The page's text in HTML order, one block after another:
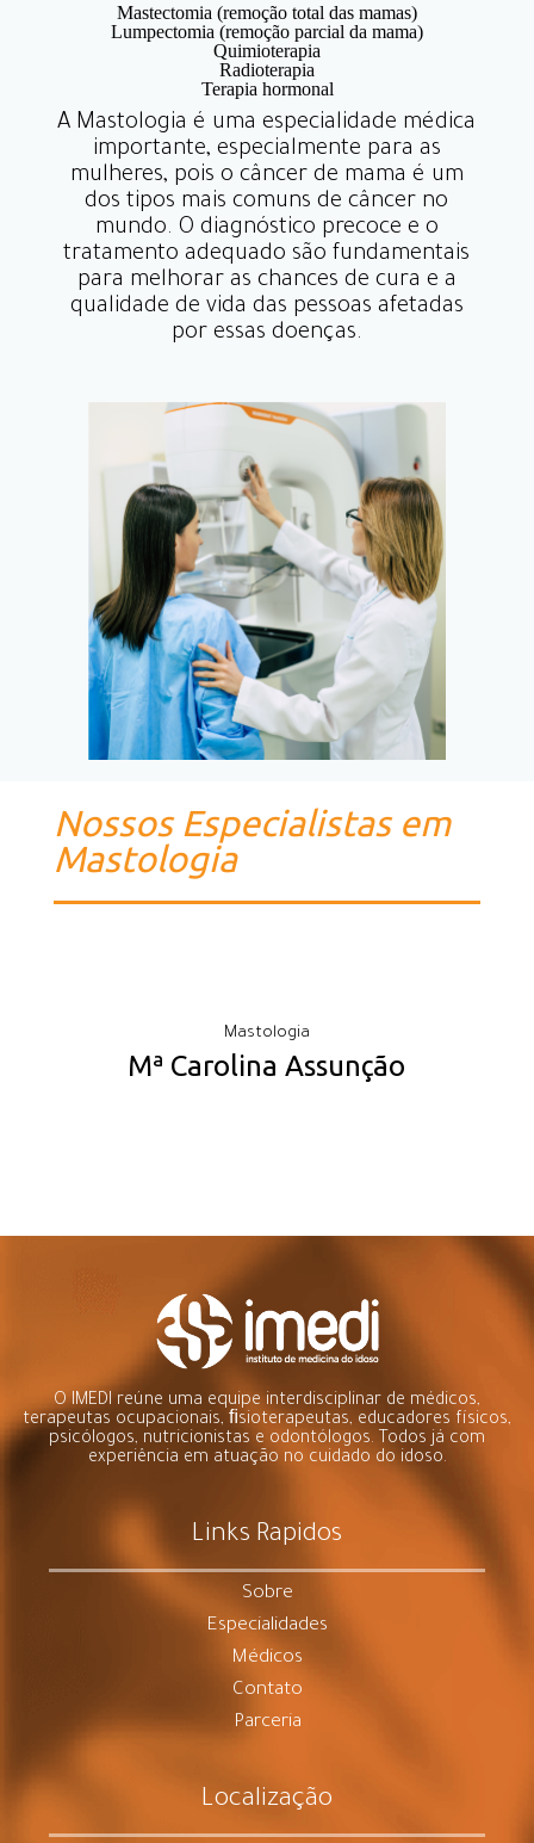
Mastectomia (remoção total das mamas)
Lumpectomia (remoção parcial da mama)
Quimioterapia
Radioterapia
Terapia hormonal
A Mastologia é uma especialidade médica
importante, especialmente para as
mulheres, pois o câncer de mama é um
dos tipos mais comuns de câncer no
mundo. O diagnóstico precoce e o
tratamento adequado são fundamentais
para melhorar as chances de cura e a
qualidade de vida das pessoas afetadas
por essas doenças.
Nossos Especialistas em
Mastologia
Mastologia
Mª Carolina Assunção
O IMEDI reúne uma equipe interdisciplinar de médicos,
terapeutas ocupacionais, ﬁsioterapeutas, educadores físicos,
psicólogos, nutricionistas e odontólogos. Todos já com
experiência em atuação no cuidado do idoso.
Links Rapidos
Sobre
Especialidades
Médicos
Contato
Parceria
Localização